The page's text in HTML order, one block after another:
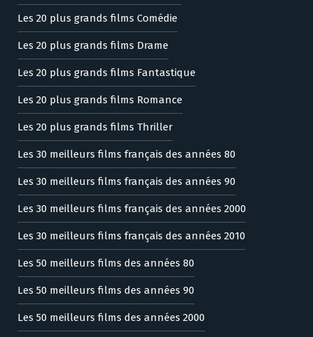
Les 20 plus grands films Comédie
Les 20 plus grands films Drame
Les 20 plus grands films Fantastique
Les 20 plus grands films Romance
Les 20 plus grands films Thriller
Les 30 meilleurs films français des années 80
Les 30 meilleurs films français des années 90
Les 30 meilleurs films français des années 2000
Les 30 meilleurs films français des années 2010
Les 50 meilleurs films des années 80
Les 50 meilleurs films des années 90
Les 50 meilleurs films des années 2000